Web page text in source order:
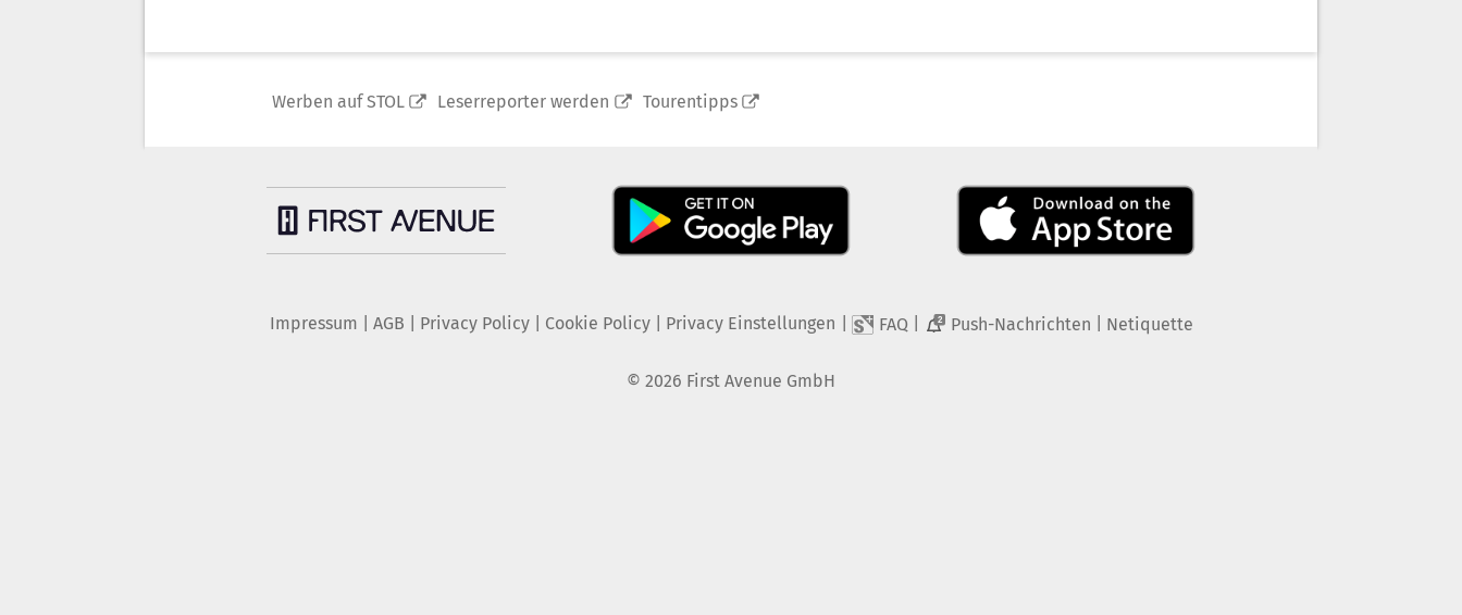
Werben auf STOL Leserreporter werden Tourentipps
Impressum AGB Privacy Policy| Cookie Policy| Privacy Einstellungen FAQ 2 Push-Nachrichten Netiquette
© 2026 First Avenue GmbH